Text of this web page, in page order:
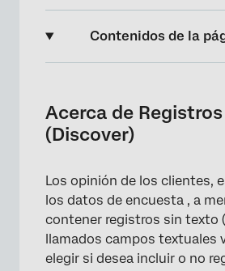
Contenidos de la
Filtrar textos textuales vacíos
Texto de marcador de
Impacto en el volumen
Impacto en el Sentimiento
Impacto en la clasificación
Acerca de
(Discover)
Los opinión de los clientes,
los datos de encuesta , a
contener registros sin texto
llamados campos textuales
elegir si desea incluir o no